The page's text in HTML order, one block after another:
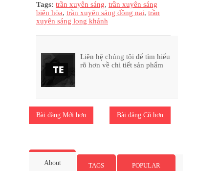
Tags: trần xuyên sáng, trần xuyên sáng
biên hòa, trần xuyên sáng đồng nai, trần
xuyên sáng long khánh
Liên hệ chúng tôi để tìm hiểu
rõ hơn về chi tiết sản phẩm
Bài đăng Mới hơn Bài đăng Cũ hơn
About TAGS POPULAR